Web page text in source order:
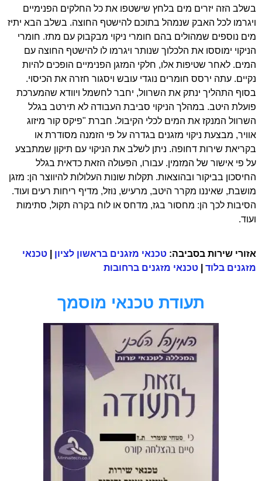
בשלב הזה יזרים מים בלחץ שישטפו את כל החלקים הפנימיים
ויגרמו לכל האבק שנמהל בתוכם להישטף החוצה. בשלב הבא יתיז
מים נוספים שמהולים בהם חומרי ניקוי מבקבוק עם מתז. חומרי
הניקוי ימוססו את הלכלוך שנותר ויגרמו לו להישטף החוצה עם
המים. לאחר שטיפות אלו, חלקי המזגן הפנימיים הופכים להיות
נקיים. עתה ירסס חומרים נוגדי עובש ויסגור חזרה את הכיסוי.
בסוף התהליך ינתק את השרוול, יחבר לחשמל ויוודא שהמערכת
פועלת היטב. במהלך הניקוי סביבת העבודה לא תירטב בגלל
השרוול המנקז את המים לכלי הקיבול. חברת "פיקס קור מיזוג
אוויר, מבצעת ניקוי מזגנים בגדרה על פי הזמנה מסודרת או
בקריאת שירות דחופה. ניתן לשלב את הניקוי עם תיקון שמתבצע
על פי אישור של המזמין. עבורו, הפעולה הזאת כדאית בגלל
החיסכון בביקור ובהוצאות. תקלות שונות העלולות להיווצר הן: מזגן
מושבת, שאיננו מקרר היטב, מרעיש, נוזל, מדיף ריחות רעים ועוד.
הסיבות לכך הן: מחסור בגז, מדחס או לוח בקרה תקול, סתימות
ועוד.
אזורי שירות בסביבה: טכנאי מזגנים בראשון לציון
טכנאי
מזגנים בלוד
טכנאי מזגנים ברחובות
תעודת טכנאי מוסמך